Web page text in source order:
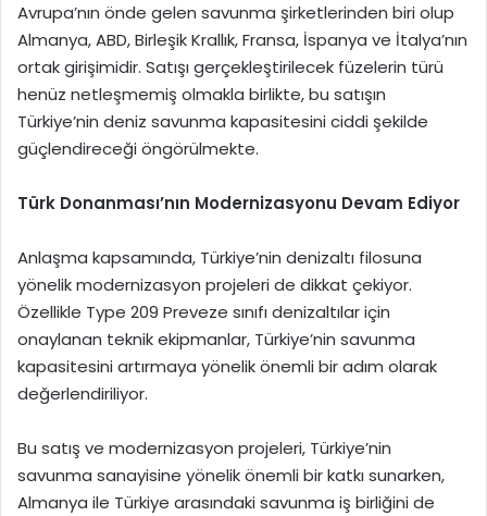
Avrupa’nın önde gelen savunma şirketlerinden biri olup
Almanya, ABD, Birleşik Krallık, Fransa, İspanya ve İtalya’nın
ortak girişimidir. Satışı gerçekleştirilecek füzelerin türü
henüz netleşmemiş olmakla birlikte, bu satışın
Türkiye’nin deniz savunma kapasitesini ciddi şekilde
güçlendireceği öngörülmekte.
Türk Donanması’nın Modernizasyonu Devam Ediyor
Anlaşma kapsamında, Türkiye’nin denizaltı filosuna
yönelik modernizasyon projeleri de dikkat çekiyor.
Özellikle Type 209 Preveze sınıfı denizaltılar için
onaylanan teknik ekipmanlar, Türkiye’nin savunma
kapasitesini artırmaya yönelik önemli bir adım olarak
değerlendiriliyor.
Bu satış ve modernizasyon projeleri, Türkiye’nin
savunma sanayisine yönelik önemli bir katkı sunarken,
Almanya ile Türkiye arasındaki savunma iş birliğini de